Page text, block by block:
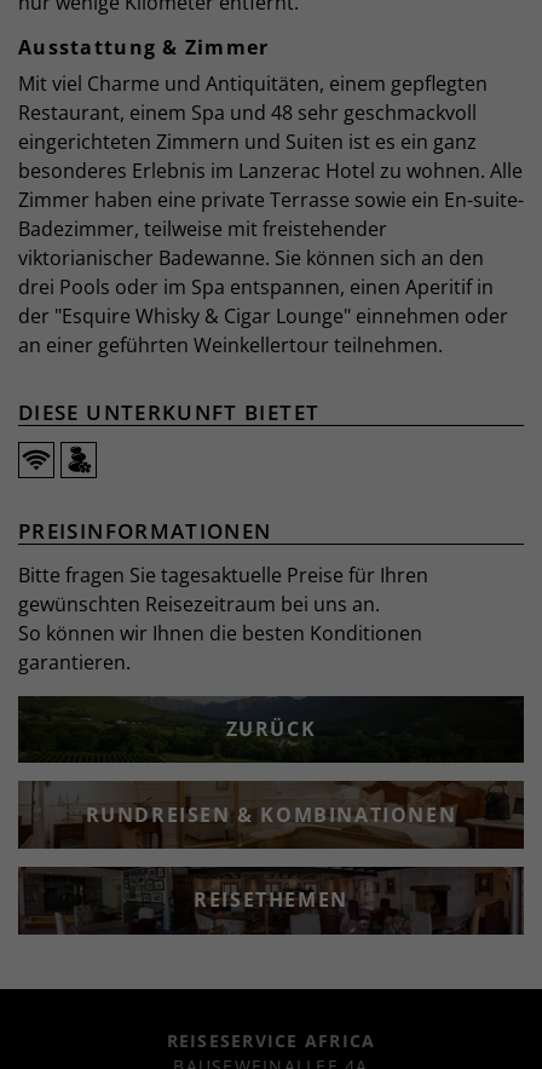
Ausstattung & Zimmer
Mit viel Charme und Antiquitäten, einem gepflegten
Restaurant, einem Spa und 48 sehr geschmackvoll
eingerichteten Zimmern und Suiten ist es ein ganz
besonderes Erlebnis im Lanzerac Hotel zu wohnen. Alle
Zimmer haben eine private Terrasse sowie ein En-suite-
Badezimmer, teilweise mit freistehender
viktorianischer Badewanne. Sie können sich an den
drei Pools oder im Spa entspannen, einen Aperitif in
der "Esquire Whisky & Cigar Lounge" einnehmen oder
an einer geführten Weinkellertour teilnehmen.
DIESE UNTERKUNFT BIETET
PREISINFORMATIONEN
Bitte fragen Sie tagesaktuelle Preise für Ihren
gewünschten Reisezeitraum bei uns an.
So können wir Ihnen die besten Konditionen
garantieren.
ZURÜCK
RUNDREISEN & KOMBINATIONEN
REISETHEMEN
REISESERVICE AFRICA